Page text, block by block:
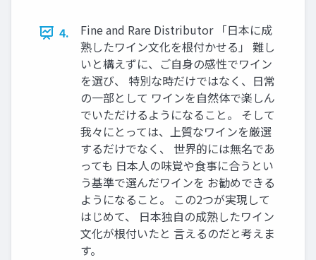
4.
Fine and Rare Distributor 「日本に成
熟したワイン文化を根付かせる」 難し
いと構えずに、ご自身の感性でワイン
を選び、 特別な時だけではなく、日常
の一部として ワインを自然体で楽しん
でいただけるようになること。 そして
我々にとっては、上質なワインを厳選
するだけでなく、 世界的には無名であ
っても 日本人の味覚や食事に合うとい
う基準で選んだワインを お勧めできる
ようになること。 この2つが実現して
はじめて、 日本独自の成熟したワイン
文化が根付いたと 言えるのだと考えま
す。